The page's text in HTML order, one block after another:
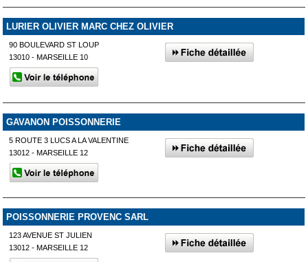
LURIER OLIVIER MARC CHEZ OLIVIER
90 BOULEVARD ST LOUP
13010 - MARSEILLE 10
GAVANON POISSONNERIE
5 ROUTE 3 LUCS A LA VALENTINE
13012 - MARSEILLE 12
POISSONNERIE PROVENC SARL
123 AVENUE ST JULIEN
13012 - MARSEILLE 12